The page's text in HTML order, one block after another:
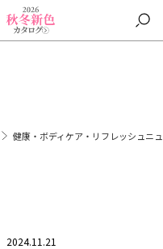
健康・ボディケア・リフレッシュニ
2024.11.21